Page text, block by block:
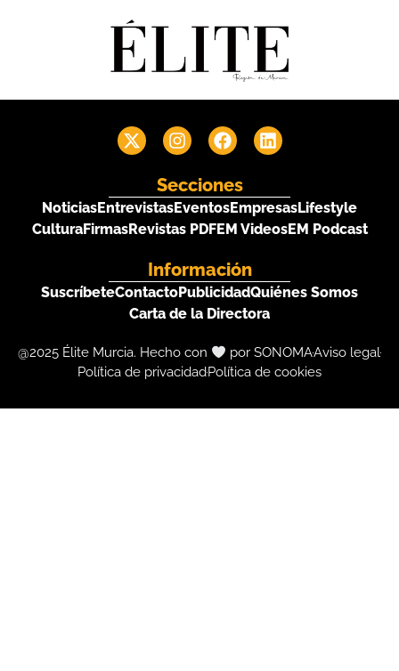
Secciones
NoticiasEntrevistasEventosEmpresasLifestyle
CulturaFirmasRevistas PDFEM VideosEM Podcast
Información
SuscríbeteContactoPublicidadQuiénes Somos
Carta de la Directora
@2025 Élite Murcia. Hecho con por SONOMAAviso legal
Política de privacidadPolítica de cookies